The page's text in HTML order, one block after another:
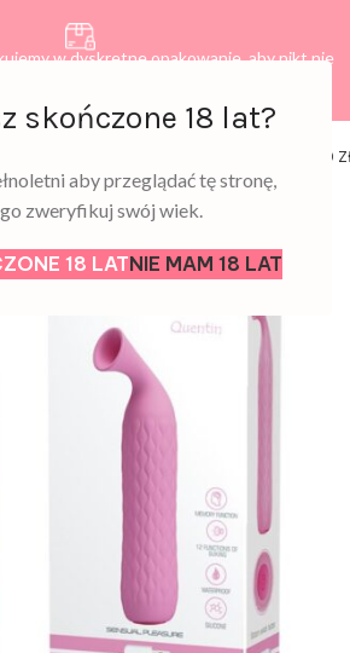
skończone 18 lat?
aby przeglądać tę stronę,
zweryfikuj swój wiek.
18 LATNIE MAM 18 LAT
w dyskretne opakowanie, aby nikt nie
0,00